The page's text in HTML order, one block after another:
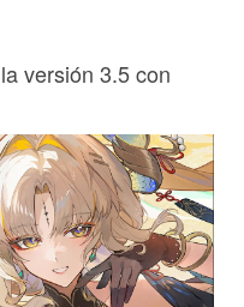
versión 3.5 con